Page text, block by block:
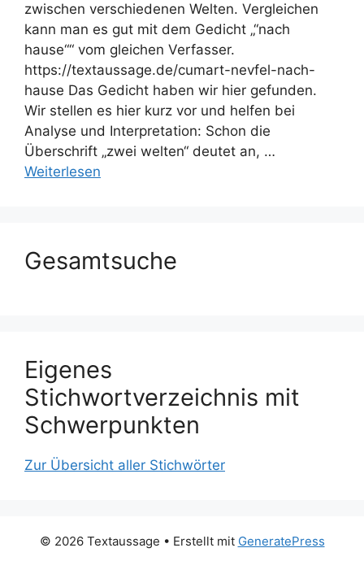
zwischen verschiedenen Welten. Vergleichen
kann man es gut mit dem Gedicht „“nach
hause““ vom gleichen Verfasser.
https://textaussage.de/cumart-nevfel-nach-
hause Das Gedicht haben wir hier gefunden.
Wir stellen es hier kurz vor und helfen bei
Analyse und Interpretation: Schon die
Überschrift „zwei welten“ deutet an, …
Weiterlesen
Gesamtsuche
Eigenes
Stichwortverzeichnis mit
Schwerpunkten
Zur Übersicht aller Stichwörter
© 2026 Textaussage • Erstellt mit GeneratePress